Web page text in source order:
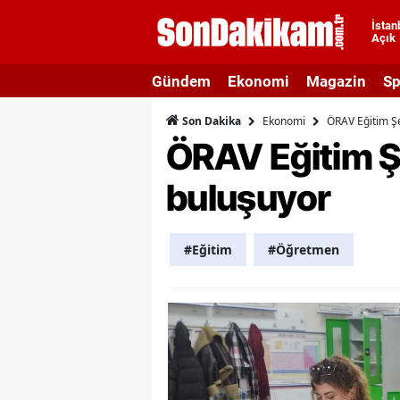
Açık
Gündem Ekonomi Magazin
Son Dakika Ekonomi ÖRAV Eğitim
ÖRAV Eğitim
buluşuyor
#Eğitim #Öğretmen